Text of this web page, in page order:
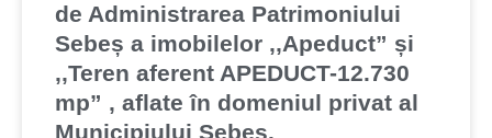
de Administrarea Patrimoniului
Sebeș a imobilelor ,,Apeduct” și
,,Teren aferent APEDUCT-12.730
mp” , aflate în domeniul privat al
Municipiului Sebeș.